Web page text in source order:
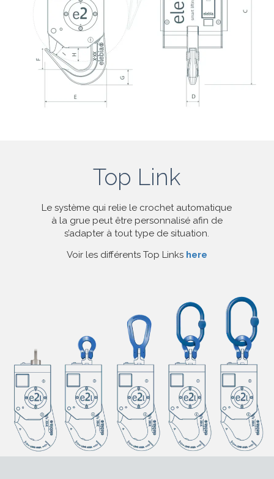
Top Link
Le système qui relie le crochet automatique
à la grue peut être personnalisé afin de
s’adapter à tout type de situation.
Voir les différents Top Links here